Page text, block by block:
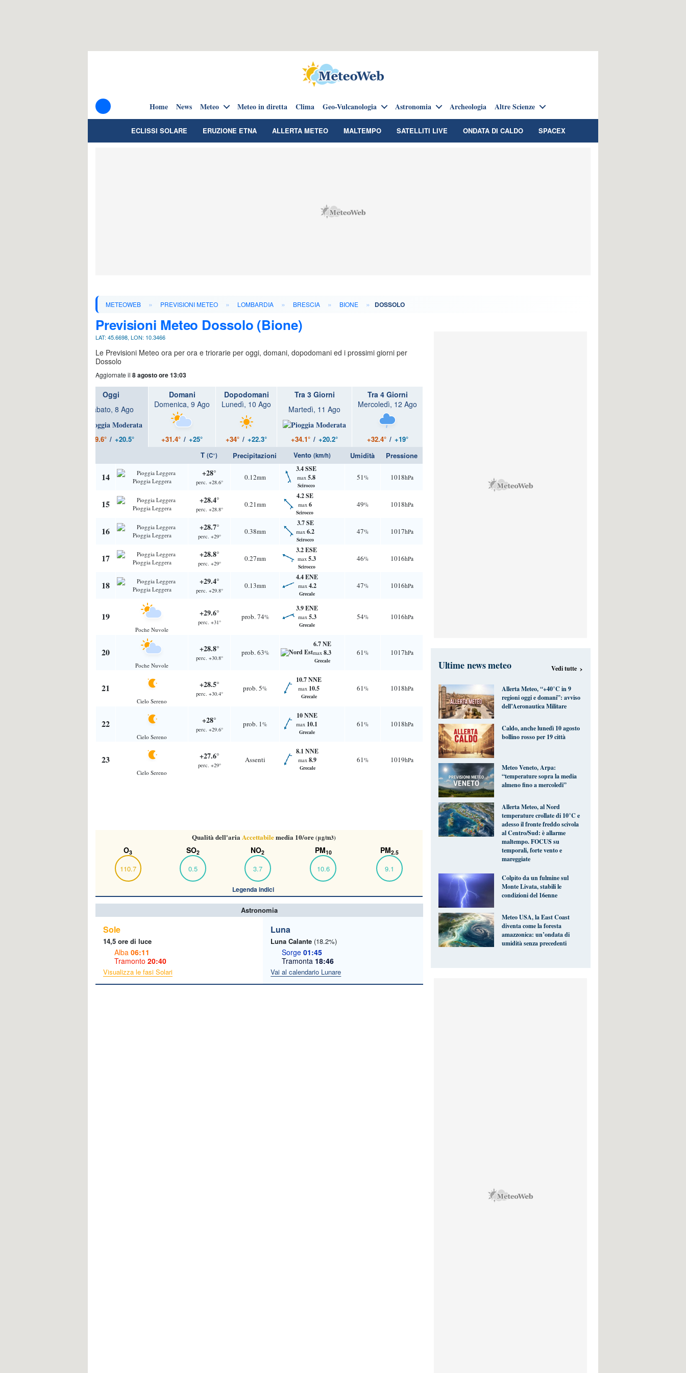
Home News Meteo Meteo in diretta Clima Geo-Vulcanologia Astronomia Archeologia Altre Scienze
ECLISSI SOLARE ERUZIONE ETNA ALLERTA METEO MALTEMPO SATELLITI LIVE ONDATA DI CALDO SPACEX
METEOWEB » PREVISIONI METEO » LOMBARDIA » BRESCIA » BIONE » DOSSOLO
Previsioni Meteo Dossolo (Bione)
LAT: 45.6698, LON: 10.3466
Le Previsioni Meteo ora per ora e triorarie per oggi, domani, dopodomani ed i prossimi giorni per
Dossolo
Aggiornate il 8 agosto ore 13:03
Oggi
Sabato, 8 Ago
+29.6° / +20.5°
Domani
Domenica, 9 Ago
+31.4° / +25°
Dopodomani
Lunedì, 10 Ago
+34° / +22.3°
Tra 3 Giorni
Martedì, 11 Ago
+34.1° / +20.2°
Tra 4 Giorni
Mercoledì, 12 Ago
+32.4° / +19°
T (C°) Precipitazioni Vento (km/h) Umidità Pressione
14 Pioggia Leggera
+28°
perc. +28.6°
0.12mm
3.4 SSE
max 5.8
Scirocco
51% 1018hPa
15 Pioggia Leggera
+28.4°
perc. +28.8°
0.21mm
4.2 SE
max 6
Scirocco
49% 1018hPa
16 Pioggia Leggera
+28.7°
perc. +29°
0.38mm
3.7 SE
max 6.2
Scirocco
47% 1017hPa
17 Pioggia Leggera
+28.8°
perc. +29°
0.27mm
3.2 ESE
max 5.3
Scirocco
46% 1016hPa
18 Pioggia Leggera
+29.4°
perc. +29.8°
0.13mm
4.4 ENE
max 4.2
Grecale
47% 1016hPa
19
Poche Nuvole
+29.6°
perc. +31°
prob. 74%
3.9 ENE
max 5.3
Grecale
54% 1016hPa
20
Poche Nuvole
+28.8°
perc. +30.8°
prob. 63%
6.7 NE
max 8.3
Grecale
61% 1017hPa
21
Cielo Sereno
+28.5°
perc. +30.4°
prob. 5%
10.7 NNE
max 10.5
Grecale
61% 1018hPa
22
Cielo Sereno
+28°
perc. +29.6°
prob. 1%
10 NNE
max 10.1
Grecale
61% 1018hPa
23
Cielo Sereno
+27.6°
perc. +29°
Assenti
8.1 NNE
max 8.9
Grecale
61% 1019hPa
Qualità dell'ariaAccettabilemedia 10/ore(μg/m3)
O3
110.7
SO2
0.5
NO2
3.7
PM10
10.6
PM2.5
9.1
Legenda indici
Astronomia
Sole
14,5 ore di luce
Alba 06:11
Tramonto 20:40
Visualizza le fasi Solari
Luna
Luna Calante (18.2%)
Sorge 01:45
Tramonta 18:46
Vai al calendario Lunare
Ultime news meteo Vedi tutte ›
Allerta Meteo, “+40°C in 9
regioni oggi e domani”: avviso
dell’Aeronautica Militare
Caldo, anche lunedì 10 agosto
bollino rosso per 19 città
Meteo Veneto, Arpa:
“temperature sopra la media
almeno fino a mercoledì”
Allerta Meteo, al Nord
temperature crollate di 10°C e
adesso il fronte freddo scivola
al Centro/Sud: è allarme
maltempo. FOCUS su
temporali, forte vento e
mareggiate
Colpito da un fulmine sul
Monte Livata, stabili le
condizioni del 16enne
Meteo USA, la East Coast
diventa come la foresta
amazzonica: un’ondata di
umidità senza precedenti